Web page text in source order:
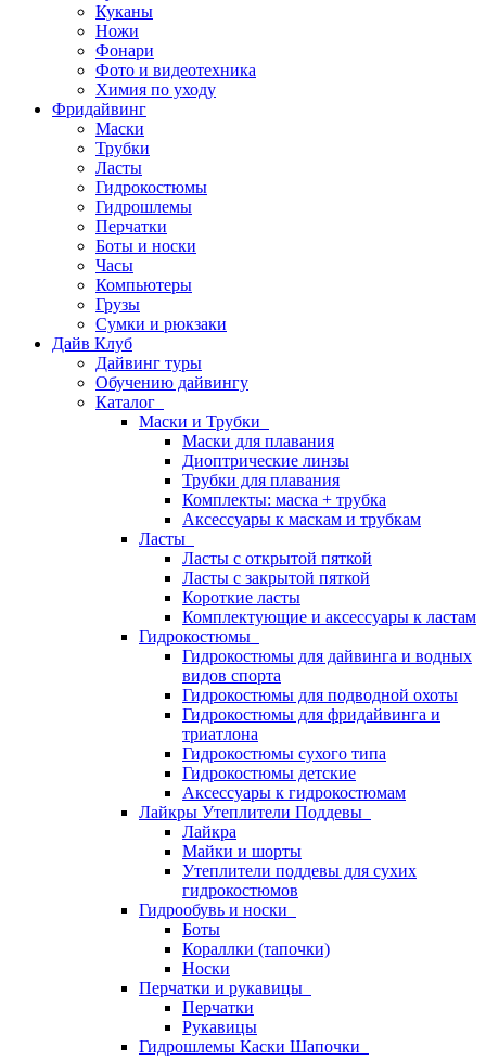
Куканы
Ножи
Фонари
Фото и видеотехника
Химия по уходу
Фридайвинг
Маски
Трубки
Ласты
Гидрокостюмы
Гидрошлемы
Перчатки
Боты и носки
Часы
Компьютеры
Грузы
Сумки и рюкзаки
Дайв Клуб
Дайвинг туры
Обучению дайвингу
Каталог
Маски и Трубки
Маски для плавания
Диоптрические линзы
Трубки для плавания
Комплекты: маска + трубка
Аксессуары к маскам и трубкам
Ласты
Ласты с открытой пяткой
Ласты с закрытой пяткой
Короткие ласты
Комплектующие и аксессуары к ластам
Гидрокостюмы
Гидрокостюмы для дайвинга и водных
видов спорта
Гидрокостюмы для подводной охоты
Гидрокостюмы для фридайвинга и
триатлона
Гидрокостюмы сухого типа
Гидрокостюмы детские
Аксессуары к гидрокостюмам
Лайкры Утеплители Поддевы
Лайкра
Майки и шорты
Утеплители поддевы для сухих
гидрокостюмов
Гидрообувь и носки
Боты
Кораллки (тапочки)
Носки
Перчатки и рукавицы
Перчатки
Рукавицы
Гидрошлемы Каски Шапочки